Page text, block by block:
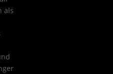
als